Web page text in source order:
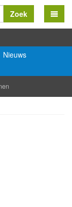
Zoek
Nieuws